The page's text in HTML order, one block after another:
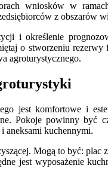
wniosków w
z obszarów
i określenie
o stworzeniu
agroturystycznego.
jest komfortowe i
Pokoje powinny
aneksami kuchennymi.
Mogą to być:
jest wyposażenie